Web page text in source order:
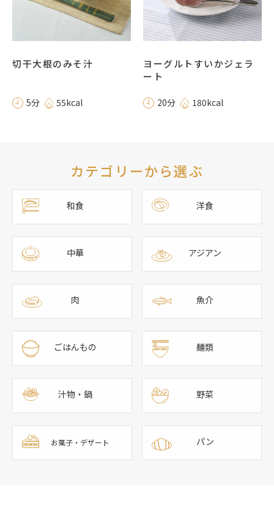
切干大根のみそ汁
5分 55kcal
ヨーグルトすいかジェラ
ート
20分 180kcal
カテゴリーから選ぶ
和食 洋食
中華 アジアン
肉 魚介
ごはんもの 麺類
汁物・鍋 野菜
お菓子・デザート パン